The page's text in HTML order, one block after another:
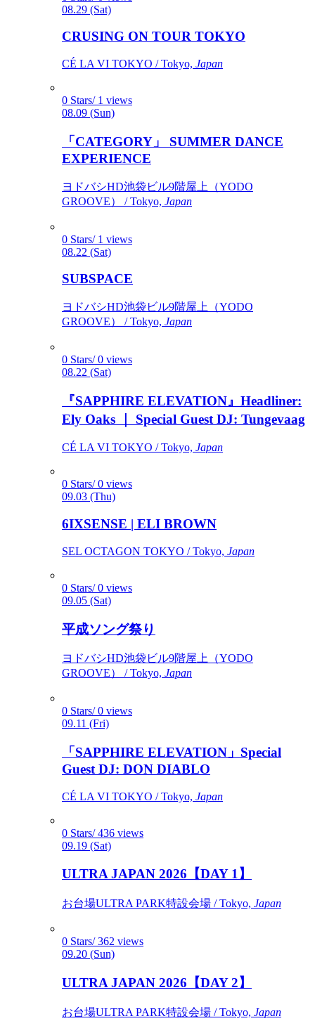
08.29 (Sat)
CRUSING ON TOUR TOKYO
CÉ LA VI TOKYO / Tokyo, Japan
0 Stars/ 1 views
08.09 (Sun)
「CATEGORY」 SUMMER DANCE
EXPERIENCE
ヨドバシHD池袋ビル9階屋上（YODO
GROOVE） / Tokyo, Japan
0 Stars/ 1 views
08.22 (Sat)
SUBSPACE
ヨドバシHD池袋ビル9階屋上（YODO
GROOVE） / Tokyo, Japan
0 Stars/ 0 views
08.22 (Sat)
『SAPPHIRE ELEVATION』Headliner:
Ely Oaks ｜ Special Guest DJ: Tungevaag
CÉ LA VI TOKYO / Tokyo, Japan
0 Stars/ 0 views
09.03 (Thu)
6IXSENSE | ELI BROWN
SEL OCTAGON TOKYO / Tokyo, Japan
0 Stars/ 0 views
09.05 (Sat)
平成ソング祭り
ヨドバシHD池袋ビル9階屋上（YODO
GROOVE） / Tokyo, Japan
0 Stars/ 0 views
09.11 (Fri)
「SAPPHIRE ELEVATION」Special
Guest DJ: DON DIABLO
CÉ LA VI TOKYO / Tokyo, Japan
0 Stars/ 436 views
09.19 (Sat)
ULTRA JAPAN 2026【DAY 1】
お台場ULTRA PARK特設会場 / Tokyo, Japan
0 Stars/ 362 views
09.20 (Sun)
ULTRA JAPAN 2026【DAY 2】
お台場ULTRA PARK特設会場 / Tokyo, Japan